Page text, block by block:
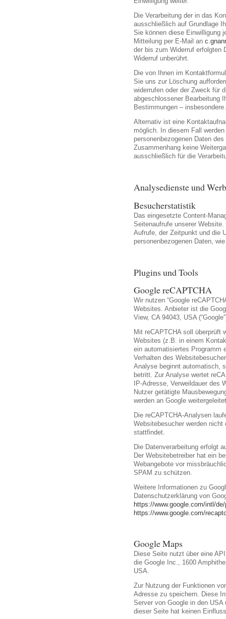
Die Verarbeitung der in das
ausschließlich auf Grundlage
Sie können diese Einwilligung
Mitteilung per E-Mail an
der bis zum Widerruf erfolgten
Widerruf unberührt.
Die von Ihnen im
Sie uns zur Löschung
widerrufen oder der Zweck für
abgeschlossener Bearbeitung
Bestimmungen –
Alternativ ist eine
möglich. In diesem Fall
personenbezogenen Daten
Zusammenhang keine
ausschließlich für die
Analysedienste und
Besucherstatistik
Das eingesetzte Content-
Seitenaufrufe unserer
Aufrufe, der Zeitpunkt und die
personenbezogenen Daten,
Plugins und Tools
Google reCAPTCHA
Wir nutzen “Google
Websites. Anbieter ist die
View, CA 94043, USA
Mit reCAPTCHA soll überprüft
Websites (z.B. in einem
ein automatisiertes Programm
Verhalten des
Analyse beginnt automatisch,
betritt. Zur Analyse wertet
IP-Adresse, Verweildauer des
Nutzer getätigte
werden an Google
Die reCAPTCHA-Analysen
Websitebesucher werden
stattfindet.
Die Datenverarbeitung erfolgt
Der Websitebetreiber hat ein
Webangebote vor
SPAM zu schützen.
Weitere Informationen zu
Datenschutzerklärung von
https://www.google.com/intl/
https://www.google.com/
Google Maps
Diese Seite nutzt über eine
die Google Inc., 1600
USA.
Zur Nutzung der Funktionen
Adresse zu speichern. Diese
Server von Google in den USA
dieser Seite hat keinen